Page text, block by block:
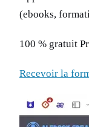
(ebooks,
100 % gratuit
Recevoir la